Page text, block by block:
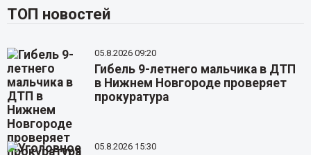
ТОП новостей
05.8.2026 09:20
Гибель 9-летнего мальчика в ДТП
в Нижнем Новгороде проверяет
прокуратура
05.8.2026 15:30